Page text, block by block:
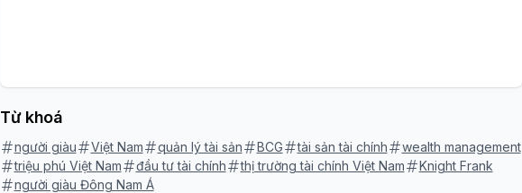
Từ khoá
người giàu Việt Nam quản lý tài sản BCG tài sản tài chính
wealth management
triệu phú Việt Nam
đầu tư tài chính thị trường tài chính Việt Nam
Knight Frank
người giàu Đông Nam Á